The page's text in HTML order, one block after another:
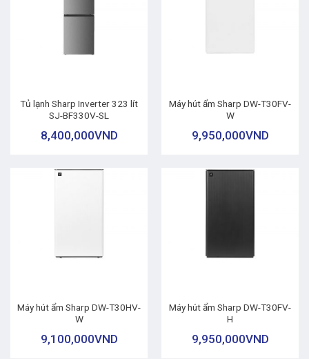
Tủ lạnh Sharp Inverter 323 lít
SJ-BF330V-SL
8,400,000VND
Máy hút ẩm Sharp DW-T30FV-
W
9,950,000VND
Máy hút ẩm Sharp DW-T30HV-
W
9,100,000VND
Máy hút ẩm Sharp DW-T30FV-
H
9,950,000VND